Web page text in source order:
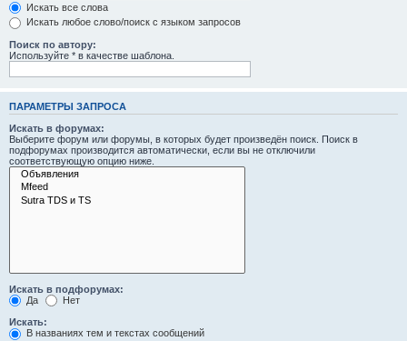
Искать все слова
Искать любое слово/поиск с языком запросов
Поиск по автору:
Используйте * в качестве шаблона.
ПАРАМЕТРЫ ЗАПРОСА
Искать в форумах:
Выберите форум или форумы, в которых будет произведён поиск. Поиск в
подфорумах производится автоматически, если вы не отключили
соответствующую опцию ниже.
Искать в подфорумах:
Да
Нет
Искать:
В названиях тем и текстах сообщений